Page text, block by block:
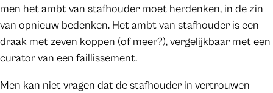
men het ambt van stafhouder moet herdenken, in de zin
van opnieuw bedenken. Het ambt van stafhouder is een
draak met zeven koppen (of meer?), vergelijkbaar met een
curator van een faillissement.
Men kan niet vragen dat de stafhouder in vertrouwen